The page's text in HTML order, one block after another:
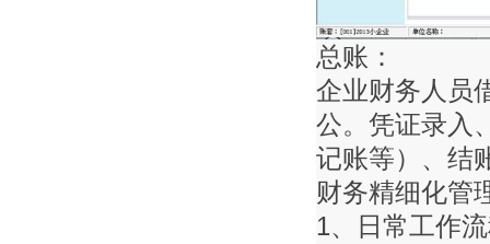
总账：
企业财务人员
公。凭证录入
记账等）、结
财务精细化管
1、日常工作